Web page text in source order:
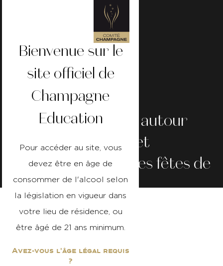
Bienvenue sur le
site officiel de
Champagne
Education
Pour accéder au site, vous
devez être en âge de
consommer de l'alcool selon
la législation en vigueur dans
votre lieu de résidence, ou
être âgé de 21 ans minimum.
Avez-vous l'âge légal requis
?
Voyagegourmand
autour
des accordsmets
et
Champagnepour lesfêtes de
find’année
Publié le 20/11/25